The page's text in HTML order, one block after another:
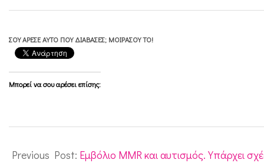
ΣΟΥ ΆΡΕΣΕ ΑΥΤΌ ΠΟΥ ΔΙΆΒΑΣΕΣ; ΜΟΙΡΆΣΟΥ ΤΟ!
Μπορεί να σου αρέσει επίσης:
11-
Previous Post: Εμβόλιο MMR και αυτισμός. Υπάρχει